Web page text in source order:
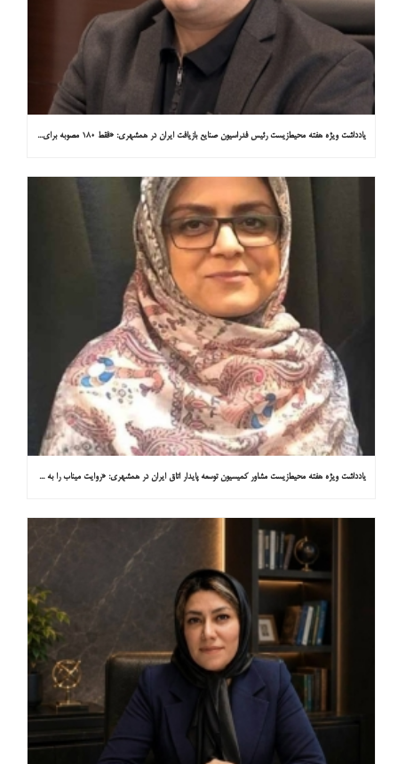
یادداشت ویژه هفته محیط‌زیست رئیس فدراسیون صنایع بازیافت ایران در همشهری: «فقط ۱۸۰ مصوبه برای خارج کردن خودروهای فرسوده از خیابان‌ها»
یادداشت ویژه هفته محیط‌زیست مشاور کمیسیون توسعه پایدار اتاق ایران در همشهری: «روایت میناب را به کاپ ۳۱ ببریم»